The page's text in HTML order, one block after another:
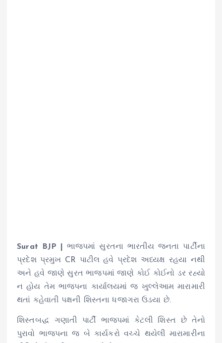
Surat BJP |
ભાજપમાં સુરતના ભારતીય જનતા પાર્ટીના
પ્રદેશ પ્રમુખ CR પાટીલ હવે પ્રદેશ અધ્યક્ષ રહયા નથી
અને હવે જાણે સુરત ભાજપમાં જાણે કોઈ કોઈનો ડર રહ્યો
ન હોય તેમ ભાજપના કાર્યાલયમાં જ ખુલ્લેઆમ મારામારી
થતાં કહેવાતી પક્ષની શિસ્તના ધજાગરા ઉડયા છે.
શિસ્તબદ્ધ ગણાતી પાર્ટી ભાજપમાં કેટલી શિસ્ત છે તેનો
પુરાવો ભાજપના જ બે કાર્યકરો વચ્ચે થયેલી મારામારીના